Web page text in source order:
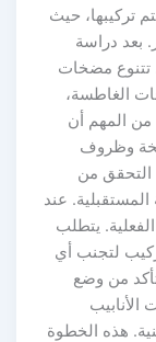
تركيبها، حيث
بعد دراسة
تتنوع مضخات
الغاطسة،
من المهم أن
وظروف
التحقق من
المستقبلية. عند
يتطلب
لتجنب أي
من وضع
هذه الخطوة